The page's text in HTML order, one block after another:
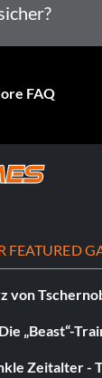
FAQ
FEATURED
von
„Beast“-
Zeitalter -